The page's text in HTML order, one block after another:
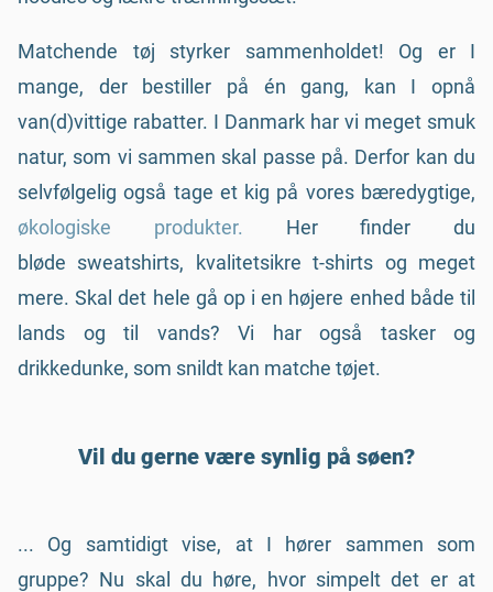
Matchende tøj styrker sammenholdet! Og er I
mange, der bestiller på én gang, kan I opnå
van(d)vittige rabatter. I Danmark har vi meget smuk
natur, som vi sammen skal passe på. Derfor kan du
selvfølgelig også tage et kig på vores bæredygtige,
økologiske produkter. Her finder du
bløde sweatshirts, kvalitetsikre t-shirts og meget
mere. Skal det hele gå op i en højere enhed både til
lands og til vands? Vi har også tasker og
drikkedunke, som snildt kan matche tøjet.
Vil du gerne være synlig på søen?
... Og samtidigt vise, at I hører sammen som
gruppe? Nu skal du høre, hvor simpelt det er at